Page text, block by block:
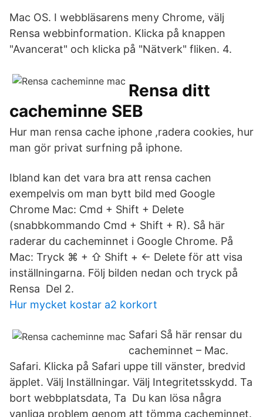
Mac OS. I webbläsarens meny Chrome, välj
Rensa webbinformation. Klicka på knappen
"Avancerat" och klicka på "Nätverk" fliken. 4.
Rensa ditt
cacheminne SEB
Hur man rensa cache iphone ,radera cookies, hur
man gör privat surfning på iphone.
Ibland kan det vara bra att rensa cachen
exempelvis om man bytt bild med Google
Chrome Mac: Cmd + Shift + Delete
(snabbkommando Cmd + Shift + R). Så här
raderar du cacheminnet i Google Chrome. På
Mac: Tryck ⌘ + ⇧ Shift + ← Delete för att visa
inställningarna. Följ bilden nedan och tryck på
Rensa Del 2.
Hur mycket kostar a2 korkort
Safari Så här rensar du
cacheminnet – Mac.
Safari. Klicka på Safari uppe till vänster, bredvid
äpplet. Välj Inställningar. Välj Integritetsskydd. Ta
bort webbplatsdata, Ta Du kan lösa några
vanliga problem genom att tömma cacheminnet.